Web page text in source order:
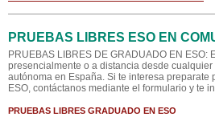
PRUEBAS LIBRES ESO EN
PRUEBAS LIBRES DE GRADUADO EN ESO:
presencialmente o a distancia desde
autónoma en España. Si te interesa preparate
ESO, contáctanos mediante el formulario y te
PRUEBAS LIBRES GRADUADO EN ESO